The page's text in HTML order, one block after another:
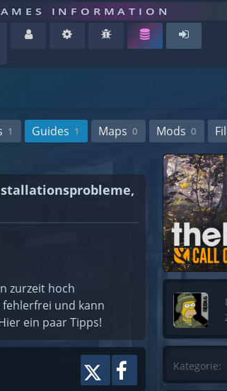
INFORMATION
1 Guides 1 Maps 0 Mods 0
zurzeit hoch
und kann
ein paar Tipps!
Kategorie: